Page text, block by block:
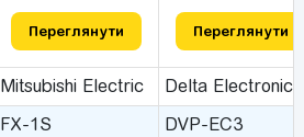
Переглянути Переглянути
Mitsubishi Electric
Delta Electronics
FX-1S
DVP-EC3